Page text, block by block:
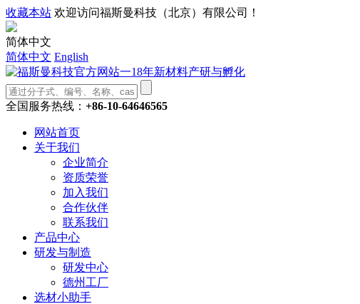
收藏本站 欢迎访问福斯曼科技（北京）有限公司！
简体中文
简体中文 English
全国服务热线： +86-10-64646565
网站首页
关于我们
企业简介
资质荣誉
加入我们
合作伙伴
联系我们
产品中心
研发与制造
研发中心
德州工厂
选材小助手